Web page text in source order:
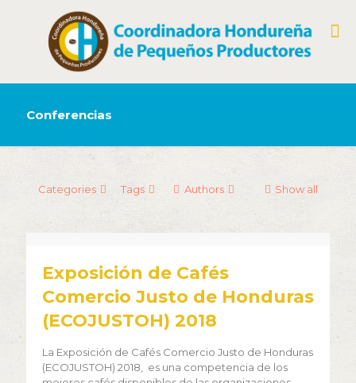
Conferencias
Categories Tags Authors Show all
Exposición de Cafés
Comercio Justo de Honduras
(ECOJUSTOH) 2018
La Exposición de Cafés Comercio Justo de Honduras
(ECOJUSTOH) 2018, es una competencia de los